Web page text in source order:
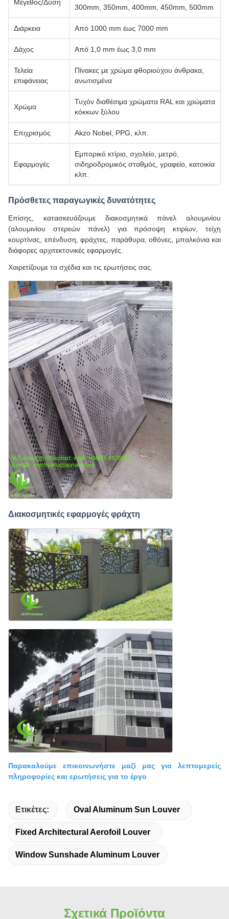
Μέγεθος/Δύση
300mm, 350mm, 400mm, 450mm, 500mm
Διάρκεια Από 1000 mm έως 7000 mm
Δάχος Από 1,0 mm έως 3,0 mm
Τελεία
επιφάνειας
Πίνακες με χρώμα φθοριούχου άνθρακα,
ανωτισμένα
Χρώμα
Τυχόν διαθέσιμα χρώματα RAL και χρώματα
κόκκων ξύλου
Επιχρισμός Akzo Nobel, PPG, κλπ.
Εφαρμογές
Εμπορικό κτίριο, σχολείο, μετρό,
σιδηροδρομικός σταθμός, γραφείο, κατοικία
κλπ.
Πρόσθετες παραγωγικές δυνατότητες
Επίσης, κατασκευάζουμε διακοσμητικά πάνελ αλουμινίου
(αλουμινίου στερεών πάνελ) για πρόσοψη κτιρίων, τείχη
κουρτίνας, επένδυση, φράχτες, παράθυρα, οθόνες, μπαλκόνια και
διάφορες αρχιτεκτονικές εφαρμογές.
Χαιρετίζουμε τα σχέδια και τις ερωτήσεις σας.
Διακοσμητικές εφαρμογές φράχτη
Παρακαλούμε επικοινωνήστε μαζί μας για λεπτομερείς
πληροφορίες και ερωτήσεις για το έργο
Ετικέτες: Oval Aluminum Sun Louver
Fixed Architectural Aerofoil Louver
Window Sunshade Aluminum Louver
Σχετικά Προϊόντα